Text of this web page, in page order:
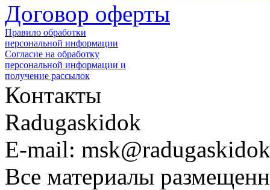
Договор оферты
Правило обработки
персональной информации
Согласие на обработку
персональной информации и
получение рассылок
Контакты
Radugaskidok
E-mail:
Все материалы